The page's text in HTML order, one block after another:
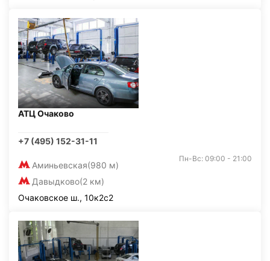
АТЦ Очаково
+7 (495) 152-31-11
Аминьевская(980 м)
Давыдково(2 км)
Пн-Вс: 09:00 - 21:00
Очаковское ш., 10к2с2